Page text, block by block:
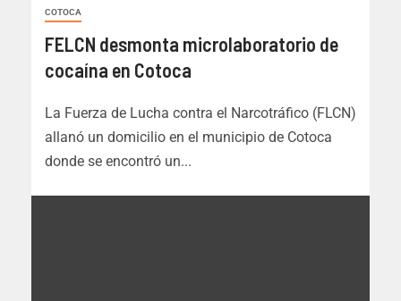
COTOCA
FELCN desmonta microlaboratorio de
cocaína en Cotoca
La Fuerza de Lucha contra el Narcotráfico (FLCN)
allanó un domicilio en el municipio de Cotoca
donde se encontró un...